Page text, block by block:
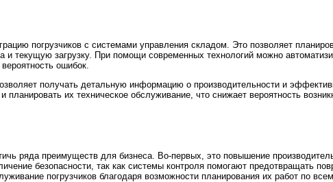
погрузчиков с системами управления складом. Это позволяет
и текущую загрузку. При помощи современных технологий можно
ошибок.
получать детальную информацию о производительности и
их техническое обслуживание, что снижает вероятность
ряда преимуществ для бизнеса. Во-первых, это повышение
безопасности, так как системы контроля помогают предотвращать
погрузчиков благодаря возможности планирования их работ по